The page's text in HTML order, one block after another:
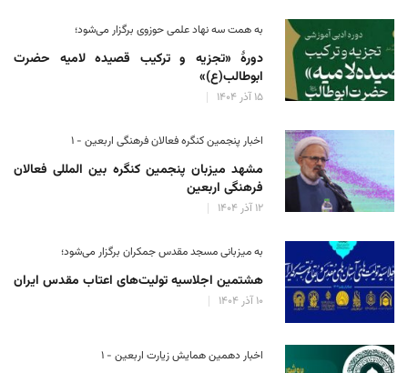
به همت سه نهاد علمی حوزوی برگزار می‌شود؛
دورهٔ «تجزیه و ترکیب قصیده لامیه حضرت
ابوطالب(ع)»
۱۵ آذر ۱۴۰۴
اخبار پنجمین کنگره فعالان فرهنگی اربعین - ۱
مشهد میزبان پنجمین کنگره بین المللی فعالان
فرهنگی اربعین
۱۲ آذر ۱۴۰۴
به میزبانی مسجد مقدس جمکران برگزار می‌شود؛
هشتمین اجلاسیه تولیت‌های اعتاب مقدس ایران
۱۰ آذر ۱۴۰۴
اخبار دهمین همایش زیارت اربعین - ۱